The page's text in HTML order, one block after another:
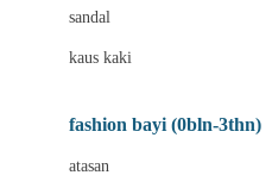
Bizzi Growin
Blooming Marvellous
sandal
kaus kaki
fashion bayi (0bln-3thn)
atasan